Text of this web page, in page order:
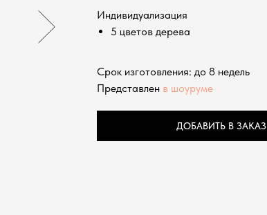
Индивидуализация
5 цветов дерева
Срок изготовления: до 8 недель
Представлен в шоуруме
ДОБАВИТЬ В ЗАКАЗ